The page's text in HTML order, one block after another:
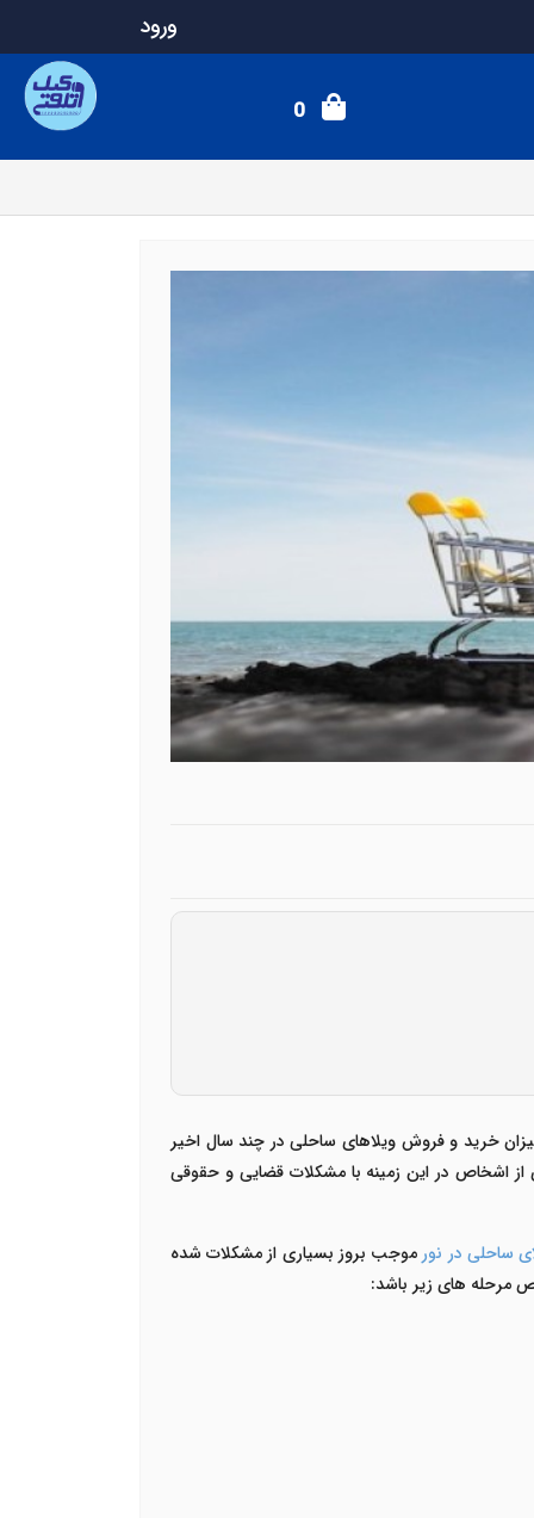
ورود
0
خرید و فروش ویلاهای ساحلی در چند سال اخیر
از اشخاص در این زمینه با مشکلات قضایی و حقوقی
ساحلی در نور موجب بروز بسیاری از مشکلات شده
مرحله های زیر باشد: